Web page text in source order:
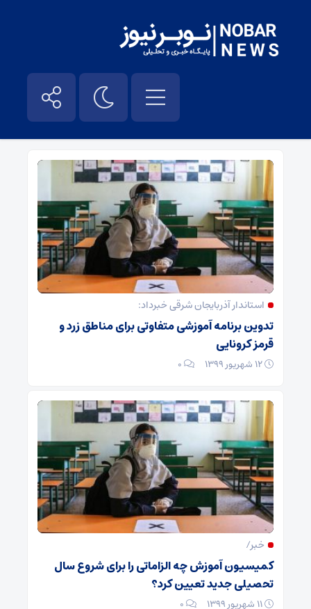
آغاز سال تحصیلی۹۹ – نوبر نیوز
استاندار آذربایجان شرقی خبرداد:
تدوین برنامه آموزشی متفاوتی برای مناطق زرد و
قرمز کرونایی
۰
خبر/
کمیسیون آموزش چه الزاماتی را برای شروع سال
تحصیلی جدید تعیین کرد؟
۰